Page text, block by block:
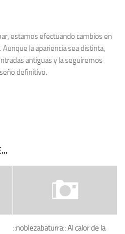
estamos efectuando cambios en
la apariencia sea distinta,
antiguas y la seguiremos
definitivo.
::noblezabaturra:: Al calor de la